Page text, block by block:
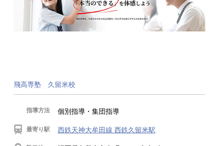
飛高専塾 久留米校
指導方法 個別指導・集団指導
最寄り駅 西鉄天神大牟田線 西鉄久留米駅